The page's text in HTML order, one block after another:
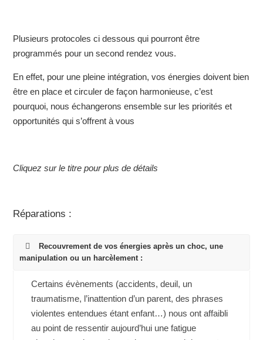
Plusieurs protocoles ci dessous qui pourront être
programmés pour un second rendez vous.
En effet, pour une pleine intégration, vos énergies doivent bien
être en place et circuler de façon harmonieuse, c’est
pourquoi, nous échangerons ensemble sur les priorités et
opportunités qui s’offrent à vous
Cliquez sur le titre pour plus de détails
Réparations :
Recouvrement de vos énergies après un choc, une
manipulation ou un harcèlement :
Certains évènements (accidents, deuil, un
traumatisme, l’inattention d’un parent, des phrases
violentes entendues étant enfant…) nous ont affaibli
au point de ressentir aujourd’hui une fatigue